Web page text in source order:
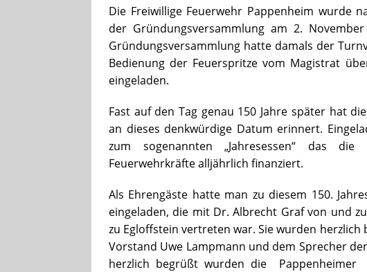
Die Freiwillige Feuerwehr Pappenheim wurde
der Gründungsversammlung am 2.
Gründungsversammlung hatte damals der
Bedienung der Feuerspritze vom Magistrat
eingeladen.
Fast auf den Tag genau 150 Jahre später hat
an dieses denkwürdige Datum erinnert.
zum sogenannten „Jahresessen“ das
Feuerwehrkräfte alljährlich finanziert.
Als Ehrengäste hatte man zu diesem 150.
eingeladen, die mit Dr. Albrecht Graf von und
zu Egloffstein vertreten war. Sie wurden
Vorstand Uwe Lampmann und dem Sprecher
herzlich begrüßt wurden die Pappenheimer